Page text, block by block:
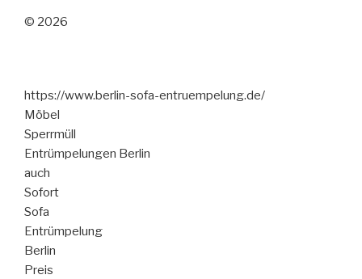
© 2026
https://www.berlin-sofa-entruempelung.de/
Möbel
Sperrmüll
Entrümpelungen Berlin
auch
Sofort
Sofa
Entrümpelung
Berlin
Preis